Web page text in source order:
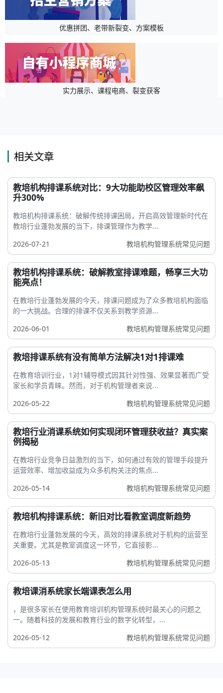
优惠拼团、老带新裂变、方案模板
实力展示、课程电商、裂变获客
相关文章
教培机构排课系统对比：9大功能助校区管理效率飙
升300%
教培机构排课系统：破解传统排课困局，开启高效管理新时代在
教培行业蓬勃发展的当下，排课管理作为教学...
2026-07-21
教培机构管理系统常见问题
教培机构排课系统：破解教室排课难题，畅享三大功
能亮点！
在教培行业蓬勃发展的今天，排课问题成为了众多教培机构面临
的一大挑战。合理的排课不仅关系到教学资源...
2026-06-01
教培机构管理系统常见问题
教培排课系统有没有简单方法解决1对1排课难
在教育培训行业，1对1辅导模式因其针对性强、效果显著而广受
家长和学员青睐。然而，对于机构管理者来说...
2026-05-22
教培机构管理系统常见问题
教培行业消课系统如何实现闭环管理获收益？真实案
例揭秘
在教培行业竞争日益激烈的当下，如何通过有效的管理手段提升
运营效率、增加收益成为众多机构关注的焦点...
2026-05-14
教培机构管理系统常见问题
教培机构排课系统：新旧对比看教室调度新趋势
在教培行业蓬勃发展的今天，高效的排课系统对于机构的运营至
关重要。尤其是教室调度这一环节，它直接影...
2026-05-13
教培机构管理系统常见问题
教培课消系统家长端课表怎么用
，是很多家长在使用教育培训机构管理系统时最关心的问题之
一。随着科技的发展和教育行业的数字化转型，...
2026-05-12
教培机构管理系统常见问题